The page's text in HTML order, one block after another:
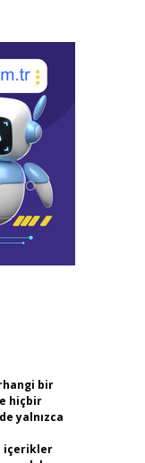
bir
hiçbir
yalnızca
içerikler